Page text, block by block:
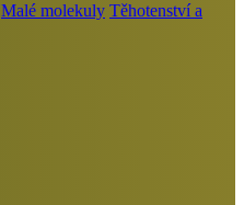
Malé molekuly Těhotenství a